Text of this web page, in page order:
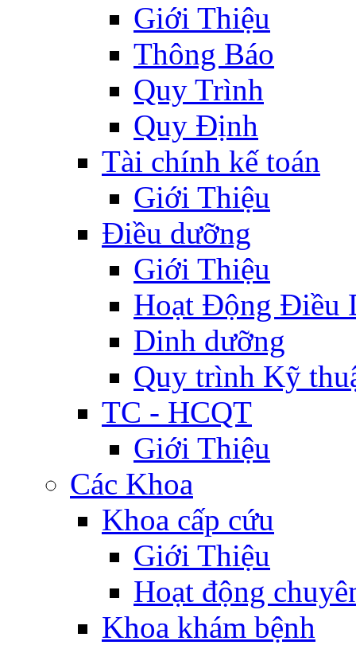
Giới Thiệu
Thông Báo
Quy Trình
Quy Định
Tài chính kế toán
Giới Thiệu
Điều dưỡng
Giới Thiệu
Hoạt Động Điều
Dinh dưỡng
Quy trình Kỹ
TC - HCQT
Giới Thiệu
Các Khoa
Khoa cấp cứu
Giới Thiệu
Hoạt động
Khoa khám bệnh